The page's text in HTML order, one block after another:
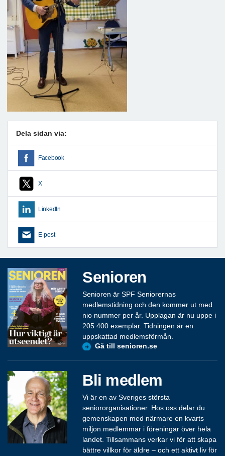
Dela sidan via:
Facebook
X
LinkedIn
E-post
Senioren
Senioren är SPF Seniorernas
medlemstidning och den kommer ut med
nio nummer per år. Upplagan är nu uppe i
205 400 exemplar. Tidningen är en
uppskattad medlemsförmån.
Gå till senioren.se
Bli medlem
Vi är en av Sveriges största
seniororganisationer. Hos oss delar du
gemenskapen med närmare en kvarts
miljon medlemmar i föreningar över hela
landet. Tillsammans verkar vi för att skapa
bättre villkor för äldre – och ett aktivt liv för